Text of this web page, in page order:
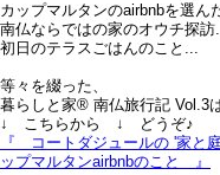
カップマルタンのairbnbを選ん
南仏ならではの家のオウチ探訪
初日のテラスごはんのこと...
等々を綴った、
暮らしと家® 南仏旅行記 Vol.3は
↓ こちらから ↓ どうぞ♪
『 コートダジュールの '家と
ップマルタンairbnbのこと 』